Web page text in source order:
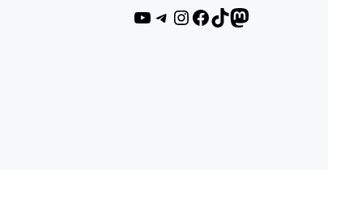
YouTube
Telegram
Instagram
Facebook
TikTok
Mastodon